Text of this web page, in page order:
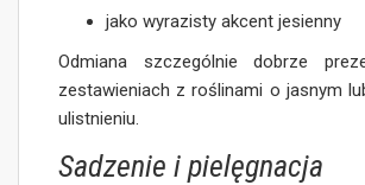
jako wyrazisty akcent jesienny
Odmiana szczególnie dobrze
zestawieniach z roślinami o jasnym
ulistnieniu.
Sadzenie i pielęgnacja